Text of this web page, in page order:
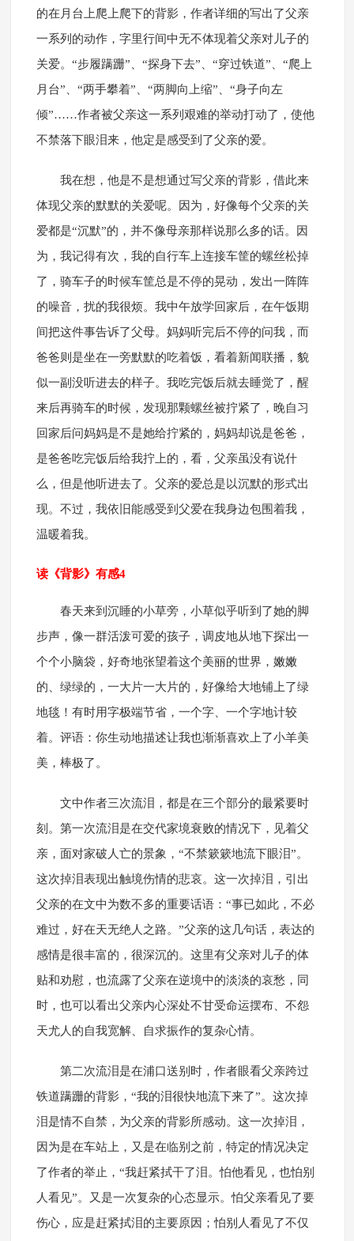
的在月台上爬上爬下的背影，作者详细的写出了父亲
一系列的动作，字里行间中无不体现着父亲对儿子的
关爱。“步履蹒跚”、“探身下去”、“穿过铁道”、“爬上
月台”、“两手攀着”、“两脚向上缩”、“身子向左
倾”……作者被父亲这一系列艰难的举动打动了，使他
不禁落下眼泪来，他定是感受到了父亲的爱。
我在想，他是不是想通过写父亲的背影，借此来
体现父亲的默默的关爱呢。因为，好像每个父亲的关
爱都是“沉默”的，并不像母亲那样说那么多的话。因
为，我记得有次，我的自行车上连接车筐的螺丝松掉
了，骑车子的时候车筐总是不停的晃动，发出一阵阵
的噪音，扰的我很烦。我中午放学回家后，在午饭期
间把这件事告诉了父母。妈妈听完后不停的问我，而
爸爸则是坐在一旁默默的吃着饭，看着新闻联播，貌
似一副没听进去的样子。我吃完饭后就去睡觉了，醒
来后再骑车的时候，发现那颗螺丝被拧紧了，晚自习
回家后问妈妈是不是她给拧紧的，妈妈却说是爸爸，
是爸爸吃完饭后给我拧上的，看，父亲虽没有说什
么，但是他听进去了。父亲的爱总是以沉默的形式出
现。不过，我依旧能感受到父爱在我身边包围着我，
温暖着我。
读《背影》有感4
春天来到沉睡的小草旁，小草似乎听到了她的脚
步声，像一群活泼可爱的孩子，调皮地从地下探出一
个个小脑袋，好奇地张望着这个美丽的世界，嫩嫩
的、绿绿的，一大片一大片的，好像给大地铺上了绿
地毯！有时用字极端节省，一个字、一个字地计较
着。评语：你生动地描述让我也渐渐喜欢上了小羊美
美，棒极了。
文中作者三次流泪，都是在三个部分的最紧要时
刻。第一次流泪是在交代家境衰败的情况下，见着父
亲，面对家破人亡的景象，“不禁簌簌地流下眼泪”。
这次掉泪表现出触境伤情的悲哀。这一次掉泪，引出
父亲的在文中为数不多的重要话语：“事已如此，不必
难过，好在天无绝人之路。”父亲的这几句话，表达的
感情是很丰富的，很深沉的。这里有父亲对儿子的体
贴和劝慰，也流露了父亲在逆境中的淡淡的哀愁，同
时，也可以看出父亲内心深处不甘受命运摆布、不怨
天尤人的自我宽解、自求振作的复杂心情。
第二次流泪是在浦口送别时，作者眼看父亲跨过
铁道蹒跚的背影，“我的泪很快地流下来了”。这次掉
泪是情不自禁，为父亲的背影所感动。这一次掉泪，
因为是在车站上，又是在临别之前，特定的情况决定
了作者的举止，“我赶紧拭干了泪。怕他看见，也怕别
人看见”。又是一次复杂的心态显示。怕父亲看见了要
伤心，应是赶紧拭泪的主要原因；怕别人看见了不仅